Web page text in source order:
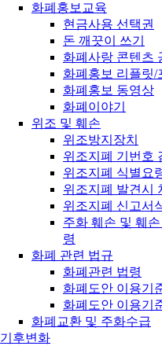
화폐홍보교육
현금사용 선택권
돈 깨끗이 쓰기
화폐사랑 콘텐츠
화폐홍보 리플릿/
화폐홍보 동영상
화폐이야기
위조 및 훼손
위조방지장치
위조지폐 기번호
위조지폐 식별요
위조지폐 발견시
위조지폐 신고서
주화 훼손 및 훼
령
화폐 관련 법규
화폐관련 법령
화폐도안 이용기
화폐도안 이용기
화폐교환 및 주화수급
기후변화